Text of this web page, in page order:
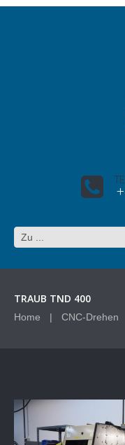
TRAUB TND 400
Home CNC-Drehen